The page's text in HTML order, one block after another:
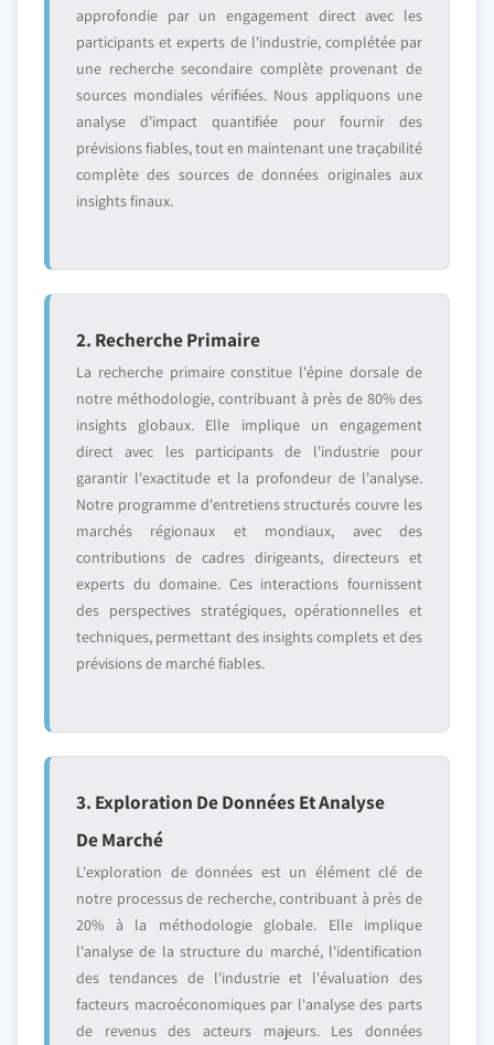
approfondie par un engagement direct avec les
participants et experts de l'industrie, complétée par
une recherche secondaire complète provenant de
sources mondiales vérifiées. Nous appliquons une
analyse d'impact quantifiée pour fournir des
prévisions fiables, tout en maintenant une traçabilité
complète des sources de données originales aux
insights finaux.
2. Recherche Primaire
La recherche primaire constitue l'épine dorsale de
notre méthodologie, contribuant à près de 80% des
insights globaux. Elle implique un engagement
direct avec les participants de l'industrie pour
garantir l'exactitude et la profondeur de l'analyse.
Notre programme d'entretiens structurés couvre les
marchés régionaux et mondiaux, avec des
contributions de cadres dirigeants, directeurs et
experts du domaine. Ces interactions fournissent
des perspectives stratégiques, opérationnelles et
techniques, permettant des insights complets et des
prévisions de marché fiables.
3. Exploration De Données Et Analyse
De Marché
L'exploration de données est un élément clé de
notre processus de recherche, contribuant à près de
20% à la méthodologie globale. Elle implique
l'analyse de la structure du marché, l'identification
des tendances de l'industrie et l'évaluation des
facteurs macroéconomiques par l'analyse des parts
de revenus des acteurs majeurs. Les données